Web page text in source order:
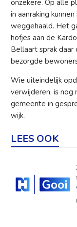
onzekere. Op alle
in aanraking
weggehaald. Het
hofjes aan de
Bellaart sprak
bezorgde
Wie uiteindelijk
verwijderen, is nog
gemeente in
wijk.
LEES OOK